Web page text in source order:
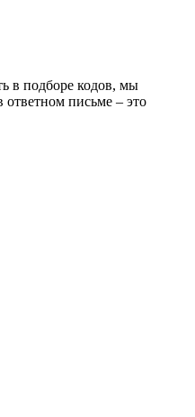
в подборе кодов, мы
письме – это